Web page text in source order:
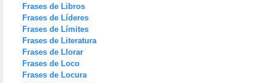
Frases de Libros
Frases de Líderes
Frases de Límites
Frases de Literatura
Frases de Llorar
Frases de Loco
Frases de Locura